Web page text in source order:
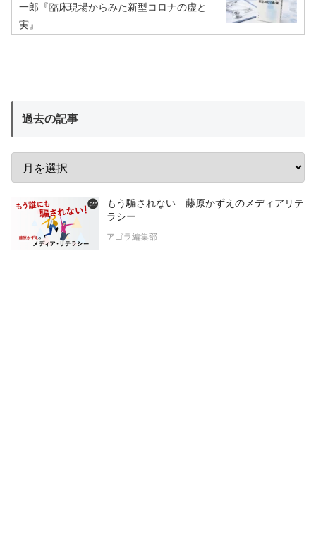
一郎『臨床現場からみた新型コロナの虚と
実』
過去の記事
もう騙されない 藤原かずえのメディアリテ
ラシー
アゴラ編集部